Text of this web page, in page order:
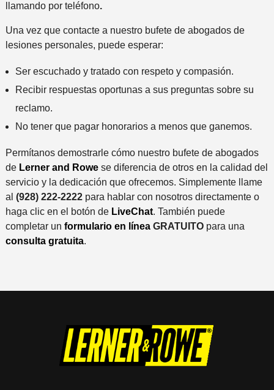
llamando por teléfono.
Una vez que contacte a nuestro bufete de abogados de
lesiones personales, puede esperar:
Ser escuchado y tratado con respeto y compasión.
Recibir respuestas oportunas a sus preguntas sobre su
reclamo.
No tener que pagar honorarios a menos que ganemos.
Permítanos demostrarle cómo nuestro bufete de abogados
de Lerner and Rowese diferencia de otros en la calidad del
servicio y la dedicación que ofrecemos. Simplemente llame
al (928) 222-2222para hablar con nosotros directamente o
haga clic en el botón de LiveChat. También puede
completar un formulario en líneaGRATUITOpara una
consulta gratuita.